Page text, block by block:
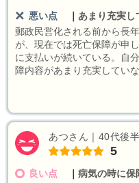
悪い点
あまり充実し
郵政民営化される前から長
が、現在では死亡保障が申
に支払いが続いている。自
障内容があまり充実してい
あつさん｜40代後
5
良い点
病気の時に保